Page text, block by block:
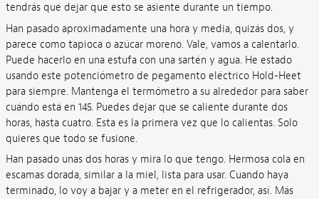
tendrás que dejar que esto se asiente durante un tiempo.
Han pasado aproximadamente una hora y media, quizás dos, y
parece como tapioca o azúcar moreno. Vale, vamos a calentarlo.
Puede hacerlo en una estufa con una sartén y agua. He estado
usando este potenciómetro de pegamento eléctrico Hold-Heet
para siempre. Mantenga el termómetro a su alrededor para saber
cuándo está en 145. Puedes dejar que se caliente durante dos
horas, hasta cuatro. Esta es la primera vez que lo calientas. Solo
quieres que todo se fusione.
Han pasado unas dos horas y mira lo que tengo. Hermosa cola en
escamas dorada, similar a la miel, lista para usar. Cuando haya
terminado, lo voy a bajar y a meter en el refrigerador, así. Más